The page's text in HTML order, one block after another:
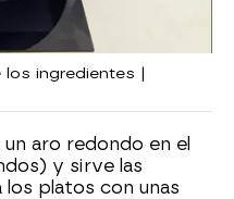
los ingredientes |
aro redondo en el
y sirve las
los platos con unas